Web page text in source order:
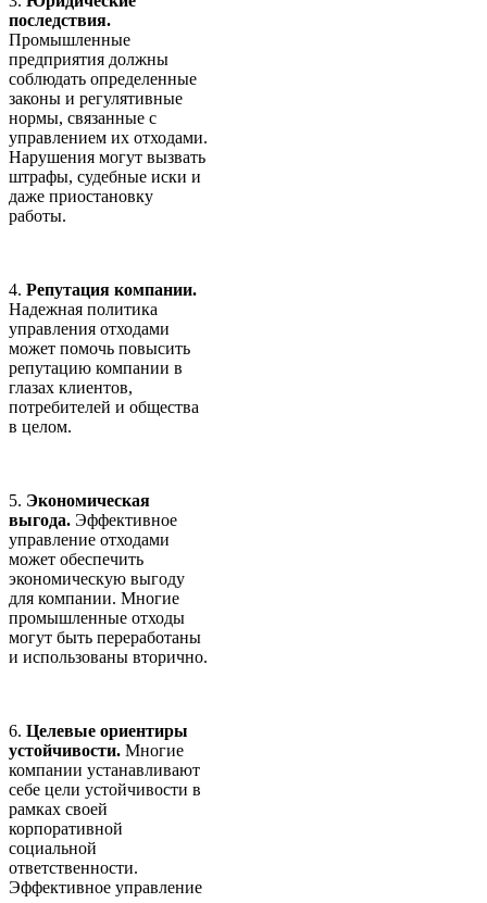
последствия.
Промышленные
предприятия должны
соблюдать определенные
законы и регулятивные
нормы, связанные с
управлением их отходами.
Нарушения могут вызвать
штрафы, судебные иски и
даже приостановку
работы.
4. Репутация компании.
Надежная политика
управления отходами
может помочь повысить
репутацию компании в
глазах клиентов,
потребителей и общества
в целом.
5. Экономическая
выгода. Эффективное
управление отходами
может обеспечить
экономическую выгоду
для компании. Многие
промышленные отходы
могут быть переработаны
и использованы вторично.
6. Целевые ориентиры
устойчивости. Многие
компании устанавливают
себе цели устойчивости в
рамках своей
корпоративной
социальной
ответственности.
Эффективное управление